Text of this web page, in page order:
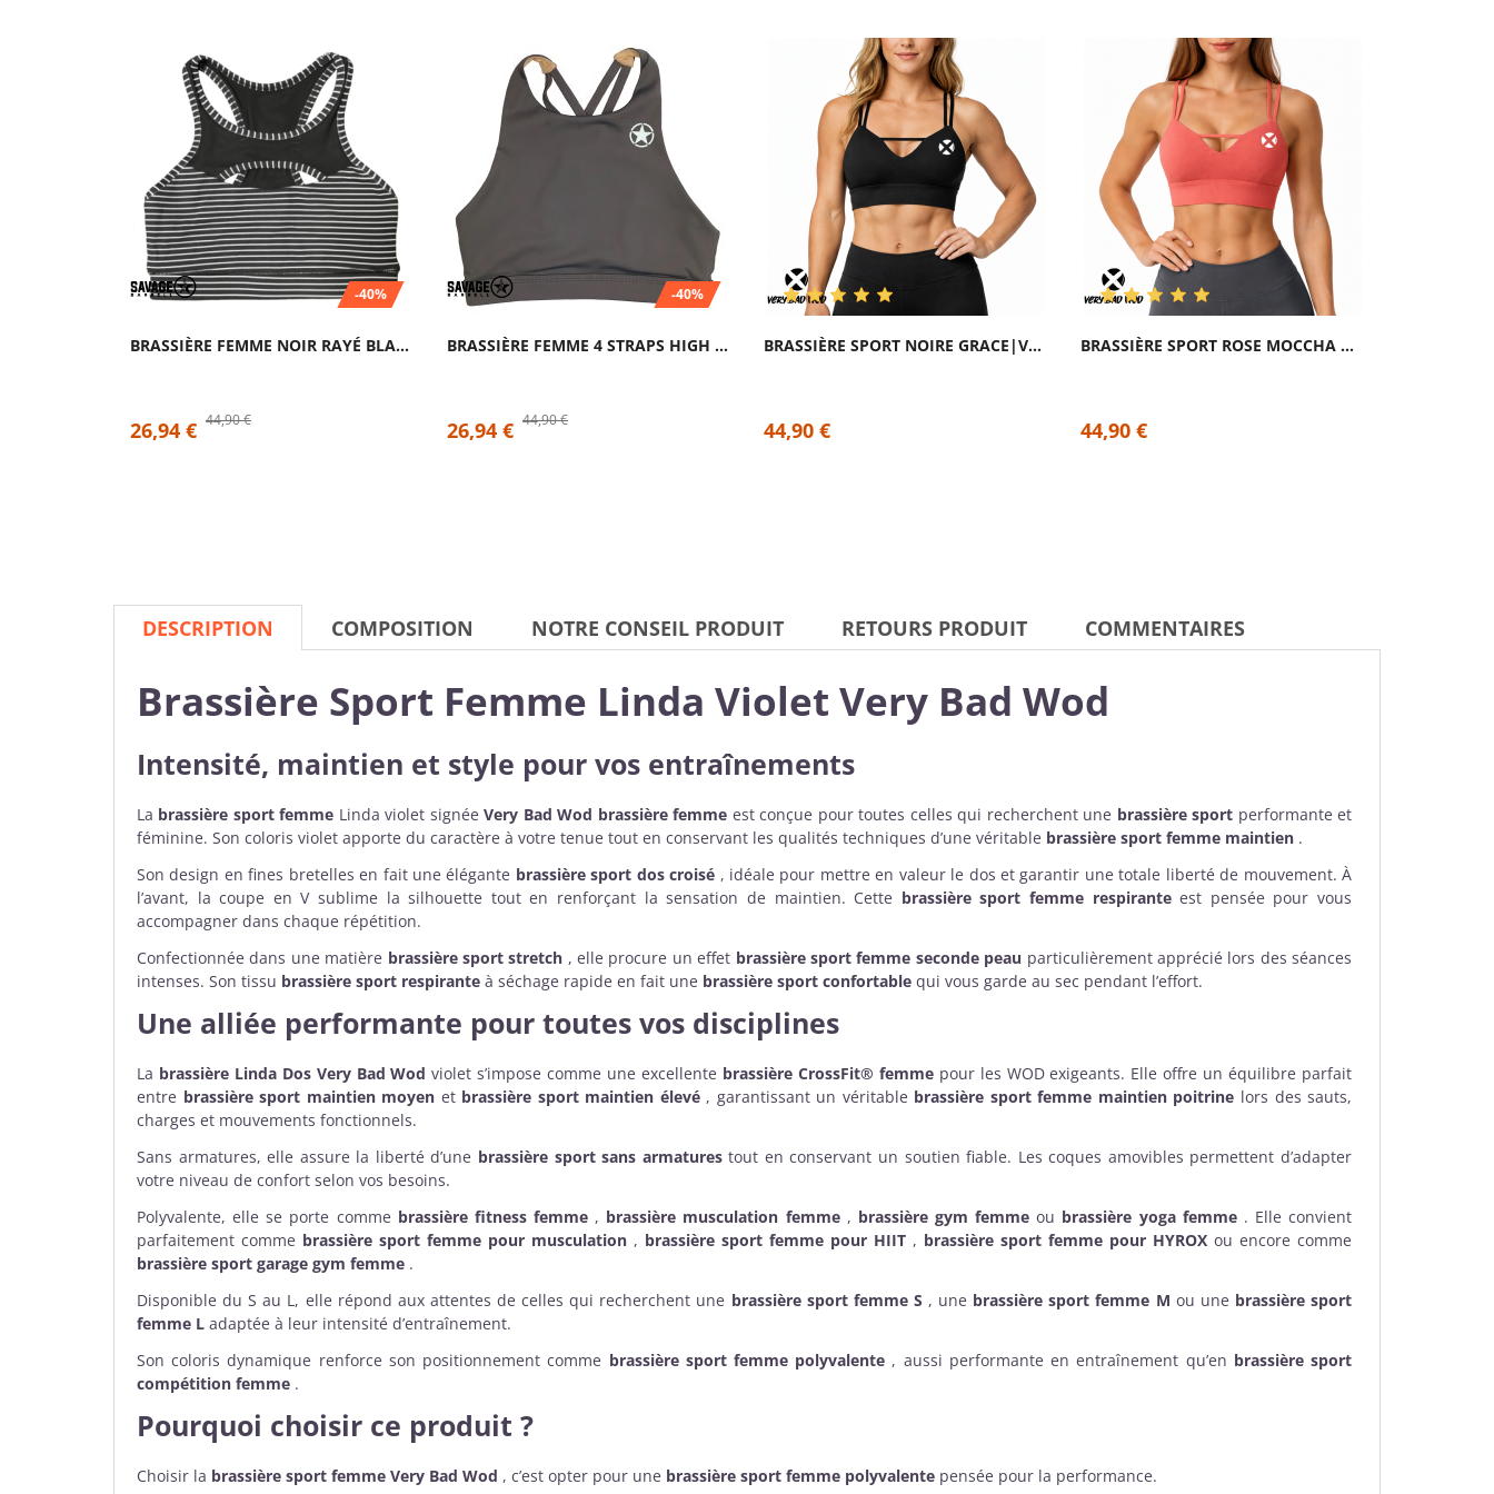
-40%
BRASSIÈRE FEMME NOIR RAYÉ BLANC JAILHOUSE...
26,94 € 44,90 €
-40%
BRASSIÈRE FEMME 4 STRAPS HIGH CHEST PEPPER...
26,94 € 44,90 €
BRASSIÈRE SPORT NOIRE GRACE|VERY BAD WOD
44,90 €
BRASSIÈRE SPORT ROSE MOCCHA GRACE|VERY BAD...
44,90 €
DESCRIPTION COMPOSITION NOTRE CONSEIL PRODUIT RETOURS PRODUIT COMMENTAIRES
Brassière Sport Femme Linda Violet Very Bad Wod
Intensité, maintien et style pour vos entraînements
La brassière sport femme Linda violet signéeVery Bad Wod brassière femme est conçue pour toutes celles qui recherchent une brassière sport performante et
féminine. Son coloris violet apporte du caractère à votre tenue tout en conservant les qualités techniques d’une véritable brassière sport femme maintien .
Son design en fines bretelles en fait une élégante brassière sport dos croisé , idéale pour mettre en valeur le dos et garantir une totale liberté de mouvement. À
l’avant, la coupe en V sublime la silhouette tout en renforçant la sensation de maintien. Cette brassière sport femme respiranteest pensée pour vous
accompagner dans chaque répétition.
Confectionnée dans une matière brassière sport stretch , elle procure un effet brassière sport femme seconde peau particulièrement apprécié lors des séances
intenses. Son tissu brassière sport respirante à séchage rapide en fait une brassière sport confortable qui vous garde au sec pendant l’effort.
Une alliée performante pour toutes vos disciplines
La brassière Linda Dos Very Bad Wod violet s’impose comme une excellente brassière CrossFit® femmepour les WOD exigeants. Elle offre un équilibre parfait
entre brassière sport maintien moyen et brassière sport maintien élevé, garantissant un véritable brassière sport femme maintien poitrine lors des sauts,
charges et mouvements fonctionnels.
Sans armatures, elle assure la liberté d’une brassière sport sans armaturestout en conservant un soutien fiable. Les coques amovibles permettent d’adapter
votre niveau de confort selon vos besoins.
Polyvalente, elle se porte comme brassière fitness femme, brassière musculation femme, brassière gym femme ou brassière yoga femme. Elle convient
parfaitement comme brassière sport femme pour musculation , brassière sport femme pour HIIT , brassière sport femme pour HYROX ou encore comme
brassière sport garage gym femme .
Disponible du S au L, elle répond aux attentes de celles qui recherchent une brassière sport femme S , une brassière sport femme M ou une brassière sport
femme L adaptée à leur intensité d’entraînement.
Son coloris dynamique renforce son positionnement comme brassière sport femme polyvalente , aussi performante en entraînement qu’en brassière sport
compétition femme .
Pourquoi choisir ce produit ?
Choisir la brassière sport femme Very Bad Wod , c’est opter pour une brassière sport femme polyvalente pensée pour la performance.